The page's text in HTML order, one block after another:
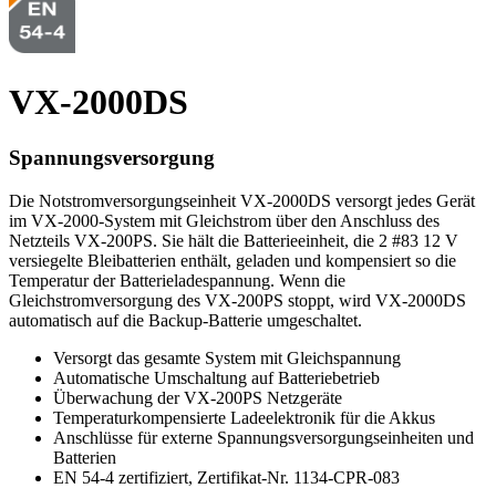
VX-2000DS
Spannungsversorgung
Die Notstromversorgungseinheit VX-2000DS versorgt jedes Gerät
im VX-2000-System mit Gleichstrom über den Anschluss des
Netzteils VX-200PS. Sie hält die Batterieeinheit, die 2 #83 12 V
versiegelte Bleibatterien enthält, geladen und kompensiert so die
Temperatur der Batterieladespannung. Wenn die
Gleichstromversorgung des VX-200PS stoppt, wird VX-2000DS
automatisch auf die Backup-Batterie umgeschaltet.
Versorgt das gesamte System mit Gleichspannung
Automatische Umschaltung auf Batteriebetrieb
Überwachung der VX-200PS Netzgeräte
Temperaturkompensierte Ladeelektronik für die Akkus
Anschlüsse für externe Spannungsversorgungseinheiten und
Batterien
EN 54-4 zertifiziert, Zertifikat-Nr. 1134-CPR-083